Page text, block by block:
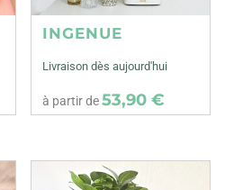
INGENUE
Livraison dès aujourd'hui
à partir de53,90 €